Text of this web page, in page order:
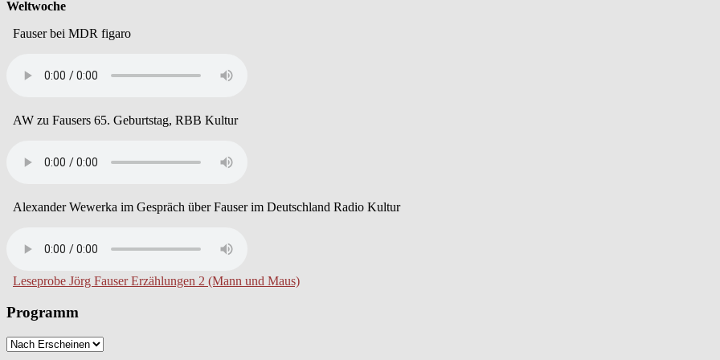
Weltwoche
Fauser bei MDR figaro
AW zu Fausers 65. Geburtstag, RBB Kultur
Alexander Wewerka im Gespräch über Fauser im Deutschland Radio Kultur
Leseprobe Jörg Fauser Erzählungen 2 (Mann und Maus)
Programm